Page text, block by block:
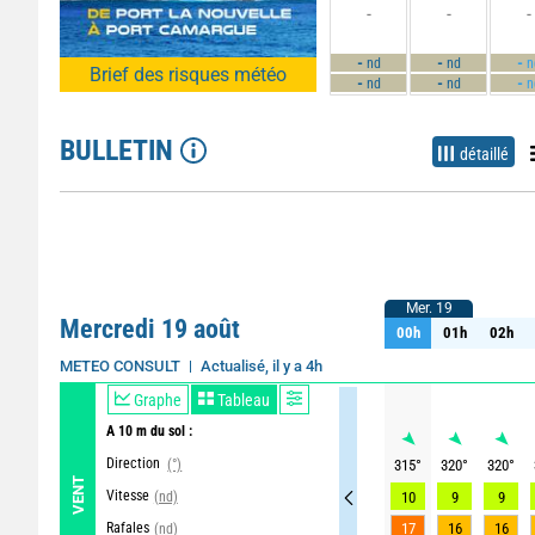
Brief des risques météo
-
-nd
-nd
-
-nd
-nd
-
-
-
BULLETIN détaillé
Mercredi 19 août
METEO CONSULT Actualisé, il y a 4h
VENT
Graphe Tableau
A 10 m du sol :
Direction (°)
Vitesse (nd)
Rafales (nd)
Mer. 19
00h 01h 02h
Mer. 19
00h 01h 02h
315° 320° 320°
10
9 9
17
16 16